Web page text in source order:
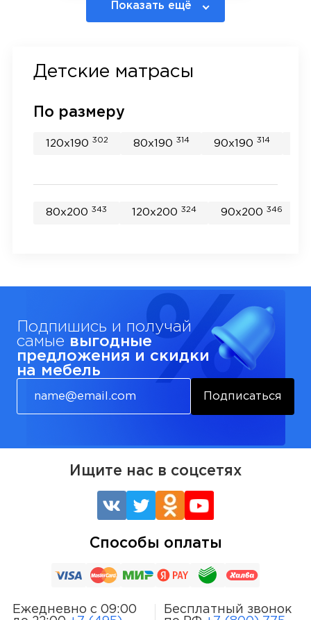
Показать ещё
Детские матрасы
По размеру
120x190 302 80x190 314 90x190314
80x200 343 120x200 324 90x200346
Подпишись и получай
самые выгодные
предложения и скидки
на мебель
Подписаться
Ежедневно с 09:00
Бесплатный звонок
Ищите нас в соцсетях
Способы оплаты